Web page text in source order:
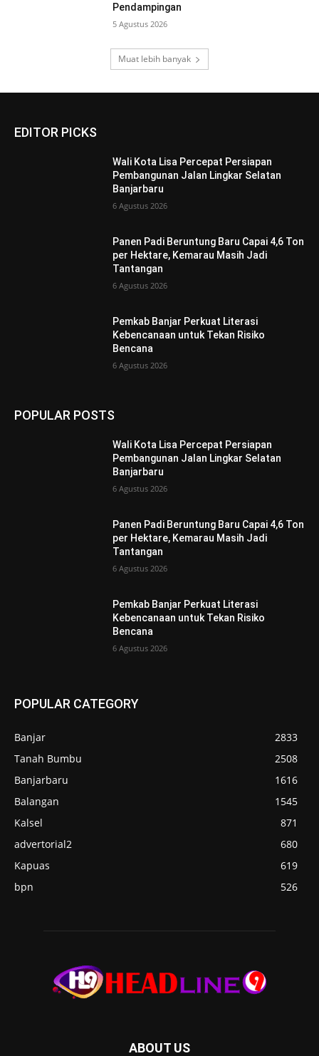
Pendampingan
5 Agustus 2026
Muat lebih banyak
EDITOR PICKS
Wali Kota Lisa Percepat Persiapan
Pembangunan Jalan Lingkar Selatan
Banjarbaru
6 Agustus 2026
Panen Padi Beruntung Baru Capai 4,6 Ton
per Hektare, Kemarau Masih Jadi
Tantangan
6 Agustus 2026
Pemkab Banjar Perkuat Literasi
Kebencanaan untuk Tekan Risiko
Bencana
6 Agustus 2026
POPULAR POSTS
Wali Kota Lisa Percepat Persiapan
Pembangunan Jalan Lingkar Selatan
Banjarbaru
6 Agustus 2026
Panen Padi Beruntung Baru Capai 4,6 Ton
per Hektare, Kemarau Masih Jadi
Tantangan
6 Agustus 2026
Pemkab Banjar Perkuat Literasi
Kebencanaan untuk Tekan Risiko
Bencana
6 Agustus 2026
POPULAR CATEGORY
Banjar
2833
Tanah Bumbu
2508
Banjarbaru
1616
Balangan
1545
Kalsel
871
advertorial2
680
Kapuas
619
bpn
526
ABOUT US